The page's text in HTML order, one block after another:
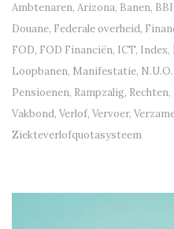
Ambtenaren, Arizona, Banen, BBI
Douane, Federale overheid,
FOD, FOD Financiën, ICT, Index,
Loopbanen, Manifestatie,
Pensioenen, Rampzalig, Rechten,
Vakbond, Verlof, Vervoer,
Ziekteverlofquotasysteem